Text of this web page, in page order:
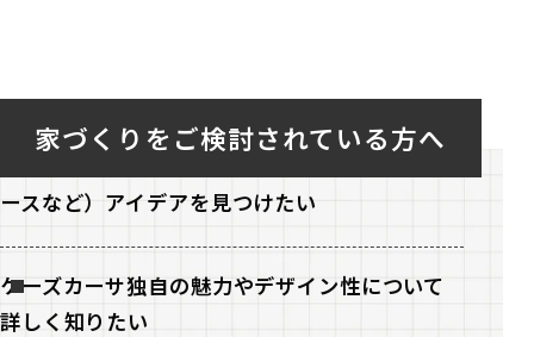
家づくりをご検討されている方へ
ースなど）アイデアを見つけたい
ケーズカーサ独自の魅力やデザイン性について
詳しく知りたい